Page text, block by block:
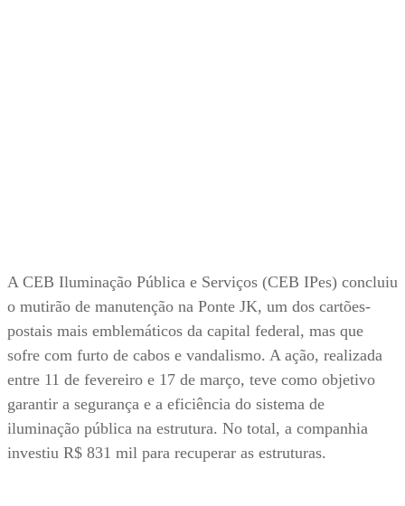
A CEB Iluminação Pública e Serviços (CEB IPes) concluiu
o mutirão de manutenção na Ponte JK, um dos cartões-
postais mais emblemáticos da capital federal, mas que
sofre com furto de cabos e vandalismo. A ação, realizada
entre 11 de fevereiro e 17 de março, teve como objetivo
garantir a segurança e a eficiência do sistema de
iluminação pública na estrutura. No total, a companhia
investiu R$ 831 mil para recuperar as estruturas.